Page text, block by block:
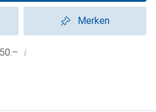
Merken
i